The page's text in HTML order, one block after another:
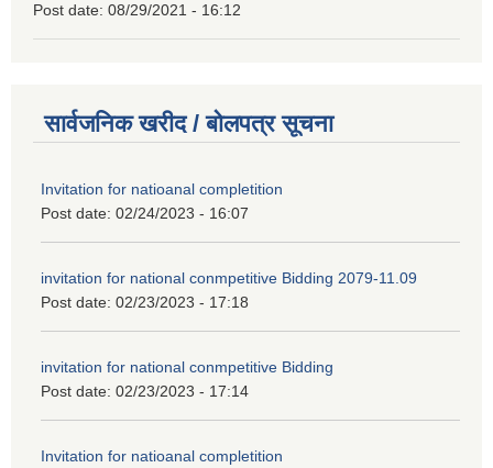
Post date: 08/29/2021 - 16:12
सार्वजनिक खरीद / बोलपत्र सूचना
Invitation for natioanal completition
Post date: 02/24/2023 - 16:07
invitation for national conmpetitive Bidding 2079-11.09
Post date: 02/23/2023 - 17:18
invitation for national conmpetitive Bidding
Post date: 02/23/2023 - 17:14
Invitation for natioanal completition